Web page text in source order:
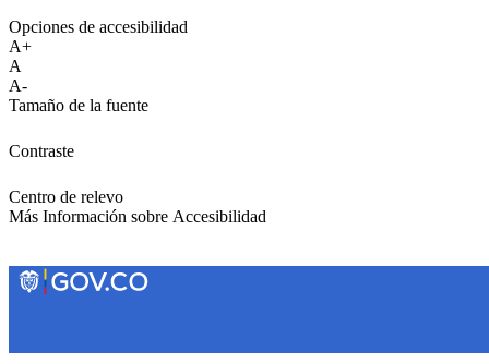
Opciones de accesibilidad
A+
A
A-
Tamaño de la fuente
Contraste
Centro de relevo
Más Información sobre Accesibilidad